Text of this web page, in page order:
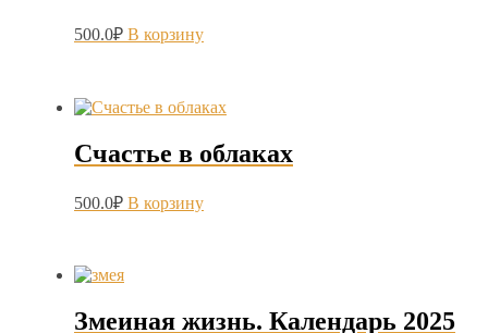
500.0₽ В корзину
Счастье в облаках
500.0₽ В корзину
Змеиная жизнь. Календарь 2025